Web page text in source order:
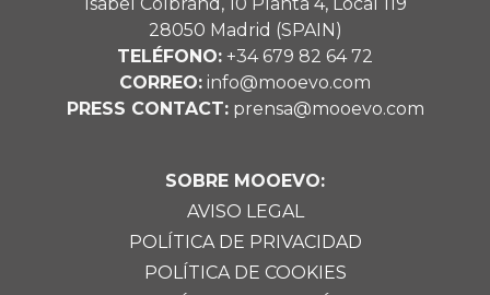
28050 Madrid (SPAIN)
TELÉFONO: +34 679 82 64 72
CORREO: info@mooevo.com
PRESS CONTACT:prensa@mooevo.com
SOBRE MOOEVO:
AVISO LEGAL
POLÍTICA DE PRIVACIDAD
POLÍTICA DE COOKIES